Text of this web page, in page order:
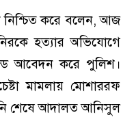
নিশ্চিত করে বলেন, আজ
হত্যার অভিযোগে
আবেদন করে পুলিশ।
মামলায় মোশাররফ
শেষে আদালত আনিসুল